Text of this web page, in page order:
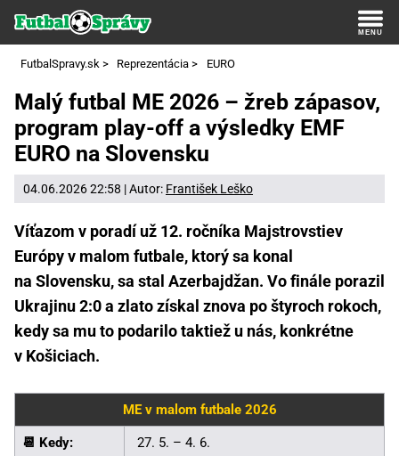
FutbalSpravy.sk > Reprezentácia > EURO
Malý futbal ME 2026 – žreb zápasov,
program play-off a výsledky EMF
EURO na Slovensku
04.06.2026 22:58 | Autor: František Leško
Víťazom v poradí už 12. ročníka Majstrovstiev
Európy v malom futbale, ktorý sa konal
na Slovensku, sa stal Azerbajdžan. Vo finále porazil
Ukrajinu 2:0 a zlato získal znova po štyroch rokoch,
kedy sa mu to podarilo taktiež u nás, konkrétne
v Košiciach.
ME v malom futbale 2026
📆 Kedy: 27. 5. – 4. 6.